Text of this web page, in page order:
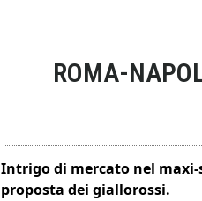
ROMA-
Intrigo di mercato nel
proposta dei giallorossi.